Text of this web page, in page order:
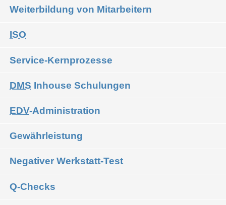
Weiterbildung von Mitarbeitern
ISO
Service-Kernprozesse
DMS Inhouse Schulungen
EDV-Administration
Gewährleistung
Negativer Werkstatt-Test
Q-Checks